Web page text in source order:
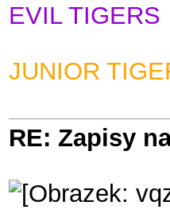
EVIL TIGERS
JUNIOR
RE: Zapisy